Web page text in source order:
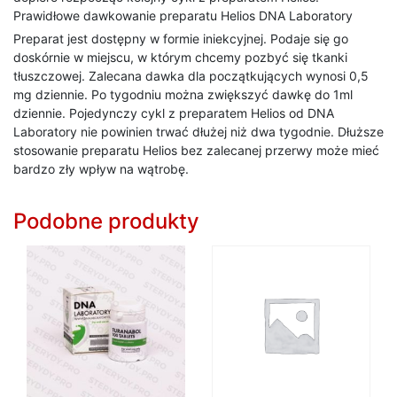
Prawidłowe dawkowanie preparatu Helios DNA Laboratory
Preparat jest dostępny w formie iniekcyjnej. Podaje się go
doskórnie w miejscu, w którym chcemy pozbyć się tkanki
tłuszczowej. Zalecana dawka dla początkujących wynosi 0,5
mg dziennie. Po tygodniu można zwiększyć dawkę do 1ml
dziennie. Pojedynczy cykl z preparatem Helios od DNA
Laboratory nie powinien trwać dłużej niż dwa tygodnie. Dłuższe
stosowanie preparatu Helios bez zalecanej przerwy może mieć
bardzo zły wpływ na wątrobę.
Podobne produkty